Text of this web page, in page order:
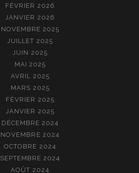
FÉVRIER 2026
JANVIER 2026
NOVEMBRE 2025
JUILLET 2025
JUIN 2025
MAI 2025
AVRIL 2025
MARS 2025
FÉVRIER 2025
JANVIER 2025
DÉCEMBRE 2024
NOVEMBRE 2024
OCTOBRE 2024
SEPTEMBRE 2024
AOÛT 2024